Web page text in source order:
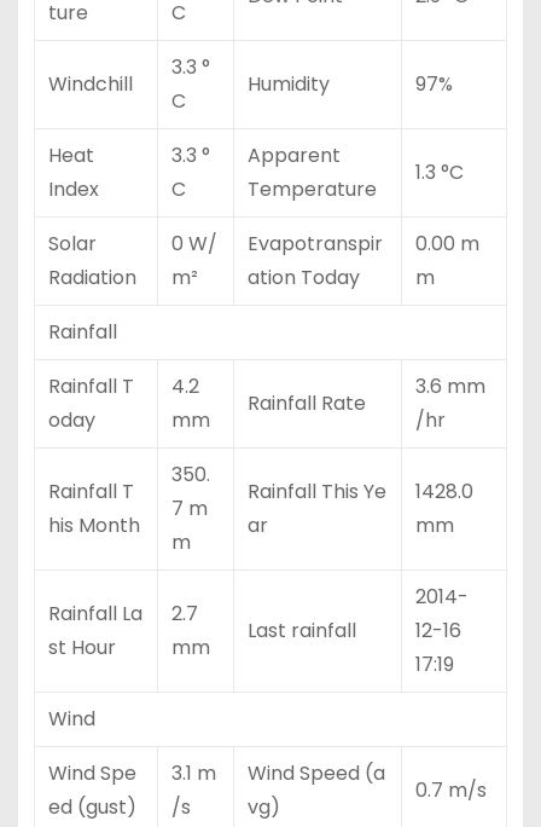
ture
C
Windchill
3.3 °
C
Humidity 97%
Heat
Index
3.3 °
C
Apparent
Temperature
1.3 °C
Solar
Radiation
0 W/
m²
Evapotranspir
ation Today
0.00 m
m
Rainfall
Rainfall T
oday
4.2
mm
Rainfall Rate
3.6 mm
/hr
Rainfall T
his Month
350.
7 m
m
Rainfall This Ye
ar
1428.0
mm
Rainfall La
st Hour
2.7
mm
Last rainfall
2014-
12-16
17:19
Wind
Wind Spe
ed (gust)
3.1 m
/s
Wind Speed (a
vg)
0.7 m/s